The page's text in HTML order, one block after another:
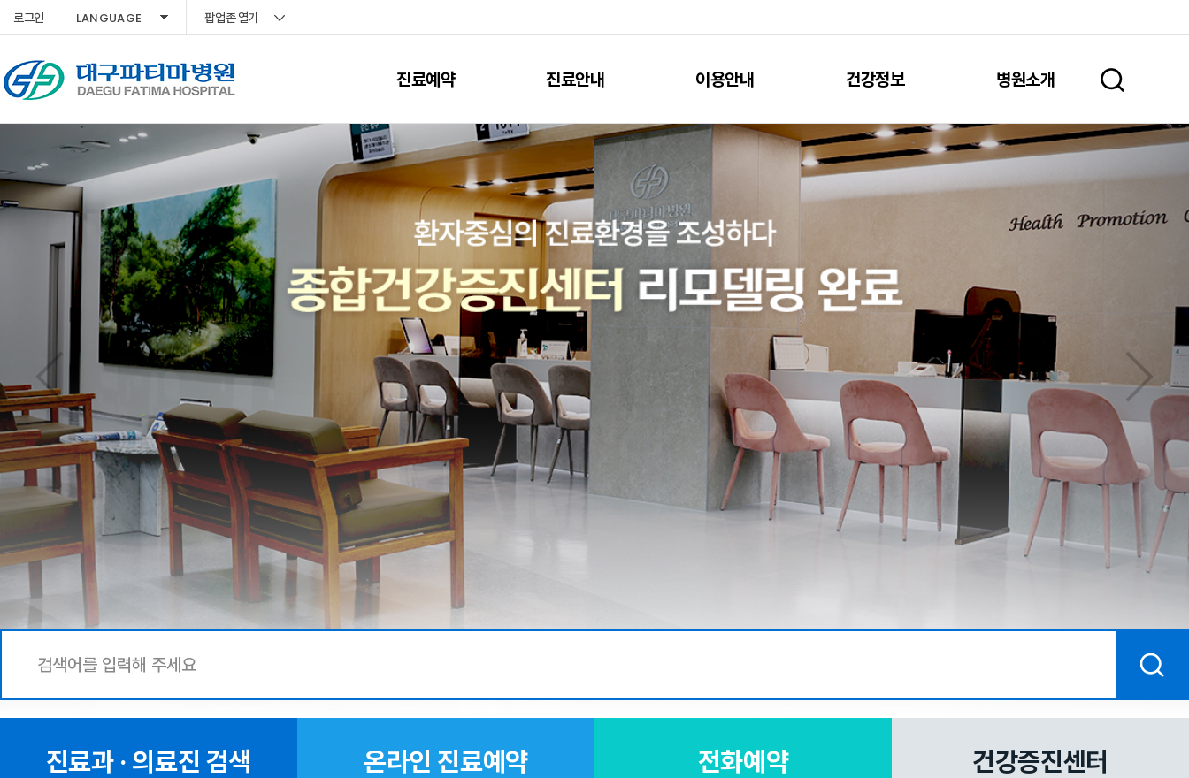
로그인 LANGUAGE 팝업존 열기
진료예약 진료안내 이용안내 건강정보 병원소개
진료과 · 의료진 검색 온라인 진료예약 전화예약 건강증진센터